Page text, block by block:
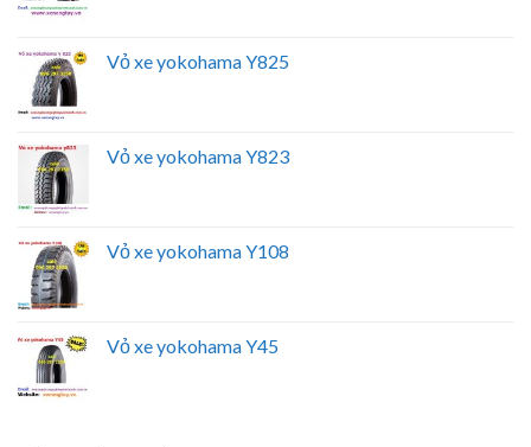
Vỏ xe yokohama Y825
Vỏ xe yokohama Y823
Vỏ xe yokohama Y108
Vỏ xe yokohama Y45